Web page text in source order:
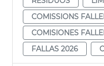
COMISSIONS
COMISIONES
FALLAS 2026